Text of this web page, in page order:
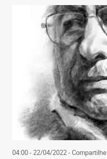
04:00 - 22/04/2022- Compartilhe